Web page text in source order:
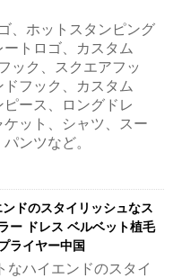
、ホットスタンピング
ートロゴ、カスタム
ック、スクエアフッ
フック、カスタム
ース、ロングドレ
ケット、シャツ、スー
ンツなど。
ドのスタイリッシュなス
ー ドレス ベルベット植毛
ライヤー中国
なハイエンドのスタイ